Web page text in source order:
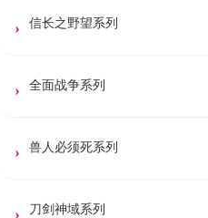
信长之野望系列
全面战争系列
兽人必须死系列
刀剑神域系列